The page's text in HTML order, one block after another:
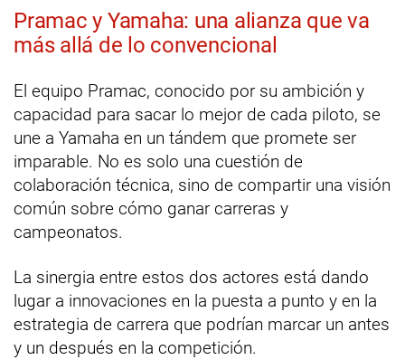
Pramac y Yamaha: una alianza que va
más allá de lo convencional
El equipo Pramac, conocido por su ambición y
capacidad para sacar lo mejor de cada piloto, se
une a Yamaha en un tándem que promete ser
imparable. No es solo una cuestión de
colaboración técnica, sino de compartir una visión
común sobre cómo ganar carreras y
campeonatos.
La sinergia entre estos dos actores está dando
lugar a innovaciones en la puesta a punto y en la
estrategia de carrera que podrían marcar un antes
y un después en la competición.